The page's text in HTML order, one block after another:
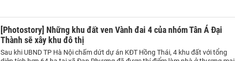
[Photostory] Những khu đất ven Vành đai 4 của nhóm Tân Á Đại
Thành sẽ xây khu đô thị
Sau khi UBND TP Hà Nội chấm dứt dự án KĐT Hồng Thái, 4 khu đất với tổng